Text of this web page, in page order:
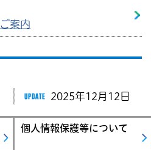
案内
のお知らせ】小学生以
2025年12月12日
個人情報保護等について